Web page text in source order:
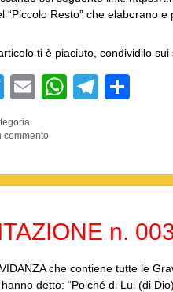
“Piccolo Resto” che elaborano
ti è piaciuto, condividilo sui
T
wi
tt
E
ail
W
A
p
T
a
vi
commento
n.
che contiene tutte le
detto: “Poiché di Lui (di